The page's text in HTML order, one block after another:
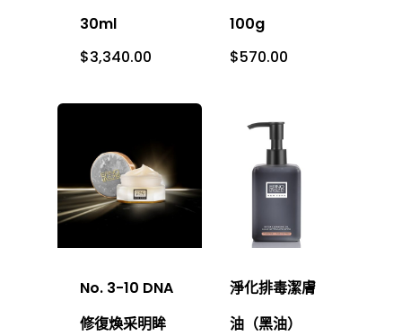
30ml
$3,340.00
100g
$570.00
No. 3-10 DNA
修復煥采明眸
淨化排毒潔膚
油（黑油）